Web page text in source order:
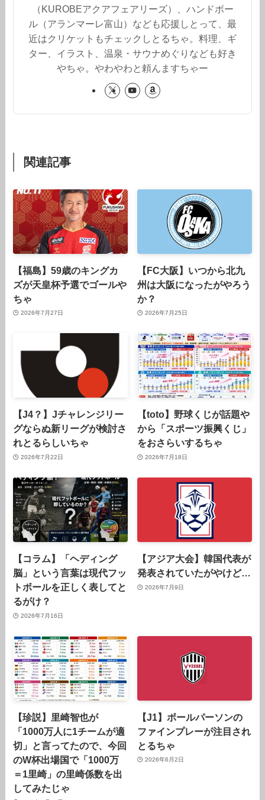
（KUROBEアクアフェアリーズ）、ハンドボー
ル（アランマーレ富山）なども応援しとって、最
近はクリケットもチェックしとるちゃ。料理、ギ
ター、イラスト、温泉・サウナめぐりなども好き
やちゃ。やわやわと頼んますちゃー
関連記事
【福島】59歳のキングカ
ズが天皇杯予選でゴールや
ちゃ
2026年7月27日
【FC大阪】いつから北九
州は大阪になったがやろう
か？
2026年7月25日
【J4？】Jチャレンジリー
グならぬ新リーグが検討さ
れとるらしいちゃ
2026年7月22日
【toto】野球くじが話題や
から「スポーツ振興くじ」
をおさらいするちゃ
2026年7月18日
【コラム】「ヘディング
脳」という言葉は現代フッ
トボールを正しく表してと
るがけ？
2026年7月16日
【アジア大会】韓国代表が
発表されていたがやけど…
2026年7月9日
【珍説】里崎智也が
「1000万人に1チームが適
切」と言ってたので、今回
のW杯出場国で「1000万
＝1里崎」の里崎係数を出
してみたじゃ
【J1】ボールパーソンの
ファインプレーが注目され
とるちゃ
2026年6月2日